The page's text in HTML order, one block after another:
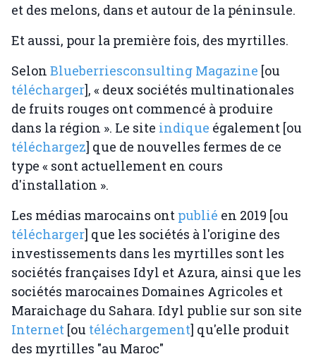
et des melons, dans et autour de la péninsule.
Et aussi, pour la première fois, des myrtilles.
Selon Blueberriesconsulting Magazine [ou
télécharger], « deux sociétés multinationales
de fruits rouges ont commencé à produire
dans la région ». Le site indique également [ou
téléchargez] que de nouvelles fermes de ce
type « sont actuellement en cours
d'installation ».
Les médias marocains ont publié en 2019 [ou
télécharger] que les sociétés à l'origine des
investissements dans les myrtilles sont les
sociétés françaises Idyl et Azura, ainsi que les
sociétés marocaines Domaines Agricoles et
Maraichage du Sahara. Idyl publie sur son site
Internet [ou téléchargement] qu'elle produit
des myrtilles "au Maroc"